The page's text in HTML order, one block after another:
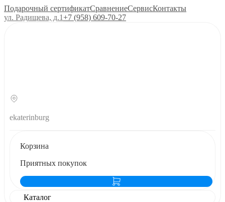
Подарочный сертификатСравнениеСервисКонтакты
ул. Радищева, д.1+7 (958) 609‑70‑27
ekaterinburg
Корзина
Приятных покупок
Каталог